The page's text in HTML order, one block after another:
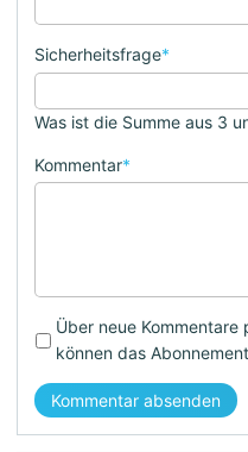
Sicherheitsfrage*
Was ist die Summe aus 3
Kommentar*
Über neue
können das
Kommentar absenden